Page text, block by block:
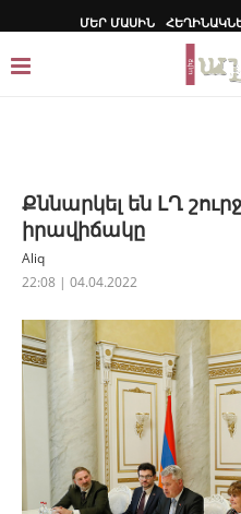
ՄԵՐ ՄԱՍԻՆ
Քննարկել են ԼՂ
իրավիճակը
Aliq
22:08 | 04.04.2022